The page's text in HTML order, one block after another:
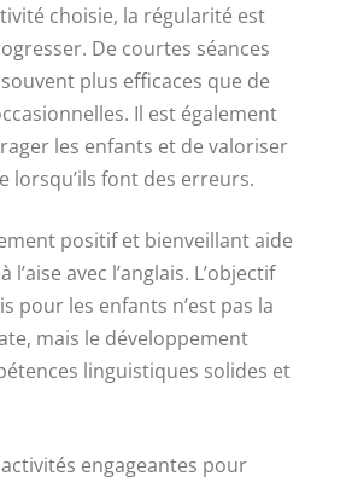
choisie, la régularité est
De courtes séances
plus efficaces que de
Il est également
les enfants et de valoriser
lorsqu’ils font des erreurs.
positif et bienveillant aide
l’aise avec l’anglais. L’objectif
pour les enfants n’est pas la
mais le développement
linguistiques solides et
engageantes pour